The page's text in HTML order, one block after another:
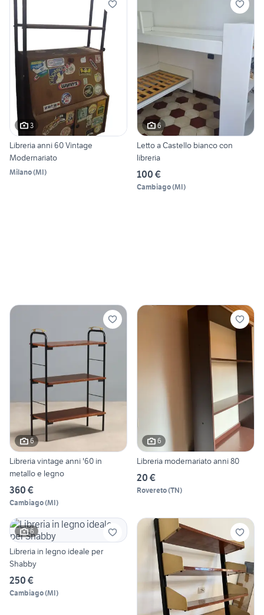
3
Libreria anni 60 Vintage
Modernariato
Milano(MI)
6
Letto a Castello bianco con
libreria
100 €
Cambiago(MI)
6
Libreria vintage anni '60 in
metallo e legno
360 €
Cambiago(MI)
6
Libreria modernariato anni 80
20 €
Rovereto(TN)
6
Libreria in legno ideale per
Shabby
250 €
Cambiago(MI)